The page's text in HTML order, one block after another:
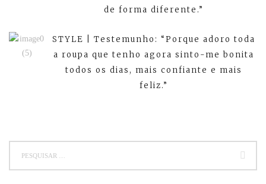
de forma diferente.”
STYLE | Testemunho: “Porque adoro toda
a roupa que tenho agora sinto-me bonita
todos os dias, mais confiante e mais
feliz.”